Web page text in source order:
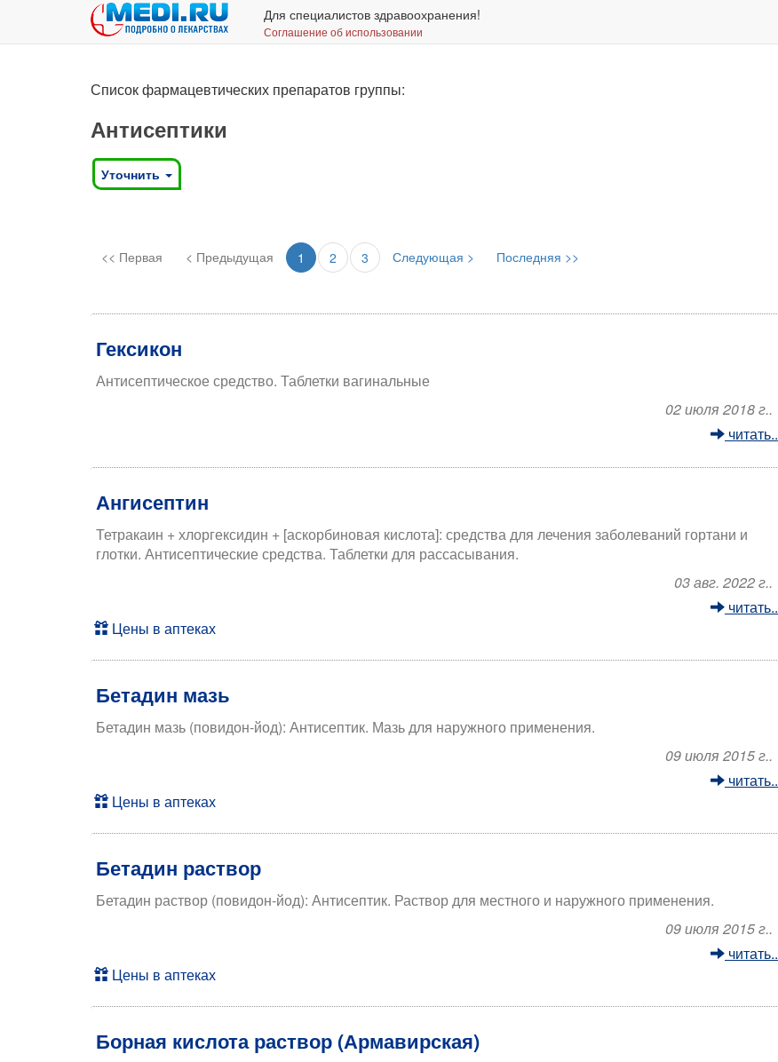
Для специалистов здравоохранения!
Соглашение об использовании
Список фармацевтических препаратов группы:
Антисептики
Уточнить
<< Первая < Предыдущая 1 2 3 Следующая > Последняя >>
Гексикон
Антисептическое средство. Таблетки вагинальные
02 июля 2018 г..
читать..
Ангисептин
Тетракаин + хлоргексидин + [аскорбиновая кислота]: средства для лечения заболеваний гортани и
глотки. Антисептические средства. Таблетки для рассасывания.
03 авг. 2022 г..
читать..
Цены в аптеках
Бетадин мазь
Бетадин мазь (повидон-йод): Антисептик. Мазь для наружного применения.
09 июля 2015 г..
читать..
Цены в аптеках
Бетадин раствор
Бетадин раствор (повидон-йод): Антисептик. Раствор для местного и наружного применения.
09 июля 2015 г..
читать..
Цены в аптеках
Борная кислота раствор (Армавирская)